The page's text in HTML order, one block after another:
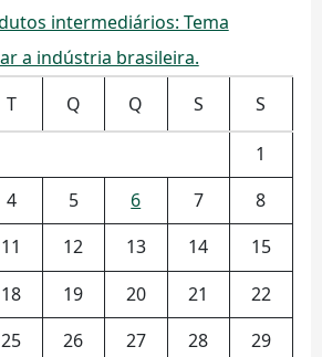
intermediários: Tema
a indústria brasileira.
T Q Q S S
1
4 5 6 7
8
11 12 13 14
15
18 19 20 21
22
25 26 27 28
29